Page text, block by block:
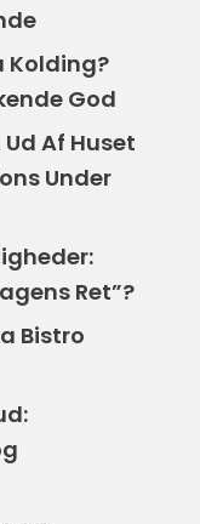
Kolding?
God
Af Huset
Under
Ret”?
Bistro